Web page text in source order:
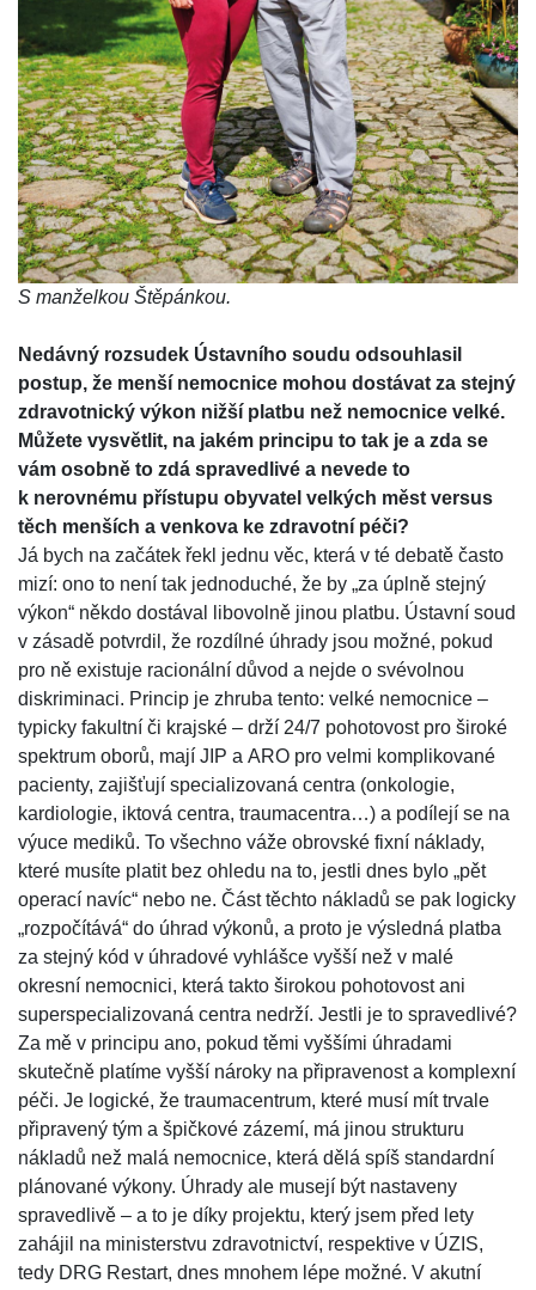
S manželkou Štěpánkou.
Nedávný rozsudek Ústavního soudu odsouhlasil
postup, že menší nemocnice mohou dostávat za stejný
zdravotnický výkon nižší platbu než nemocnice velké.
Můžete vysvětlit, na jakém principu to tak je a zda se
vám osobně to zdá spravedlivé a nevede to
k nerovnému přístupu obyvatel velkých měst versus
těch menších a venkova ke zdravotní péči?
Já bych na začátek řekl jednu věc, která v té debatě často
mizí: ono to není tak jednoduché, že by „za úplně stejný
výkon“ někdo dostával libovolně jinou platbu. Ústavní soud
v zásadě potvrdil, že rozdílné úhrady jsou možné, pokud
pro ně existuje racionální důvod a nejde o svévolnou
diskriminaci. Princip je zhruba tento: velké nemocnice –
typicky fakultní či krajské – drží 24/7 pohotovost pro široké
spektrum oborů, mají JIP a ARO pro velmi komplikované
pacienty, zajišťují specializovaná centra (onkologie,
kardiologie, iktová centra, traumacentra…) a podílejí se na
výuce mediků. To všechno váže obrovské fixní náklady,
které musíte platit bez ohledu na to, jestli dnes bylo „pět
operací navíc“ nebo ne. Část těchto nákladů se pak logicky
„rozpočítává“ do úhrad výkonů, a proto je výsledná platba
za stejný kód v úhradové vyhlášce vyšší než v malé
okresní nemocnici, která takto širokou pohotovost ani
superspecializovaná centra nedrží. Jestli je to spravedlivé?
Za mě v principu ano, pokud těmi vyššími úhradami
skutečně platíme vyšší nároky na připravenost a komplexní
péči. Je logické, že traumacentrum, které musí mít trvale
připravený tým a špičkové zázemí, má jinou strukturu
nákladů než malá nemocnice, která dělá spíš standardní
plánované výkony. Úhrady ale musejí být nastaveny
spravedlivě – a to je díky projektu, který jsem před lety
zahájil na ministerstvu zdravotnictví, respektive v ÚZIS,
tedy DRG Restart, dnes mnohem lépe možné. V akutní